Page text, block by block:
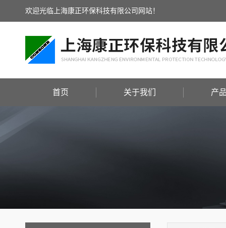
欢迎光临上海康正环保科技有限公司网站！
首页 关于我们 产